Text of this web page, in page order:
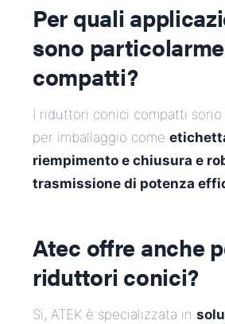
Per quali
sono
compatti?
I riduttori conici compatti sono
per imballaggio come
riempimento e chiusura e
trasmissione di potenza
Atec offre anche
riduttori conici?
Sì, ATEK è specializzata in